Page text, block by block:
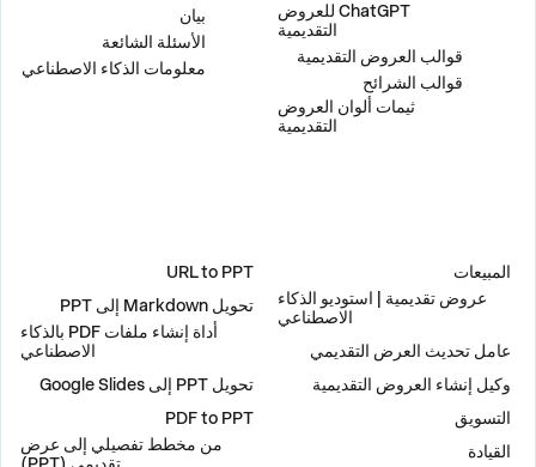
ChatGPT للعروض
التقديمية
قوالب العروض التقديمية
قوالب الشرائح
ثيمات ألوان العروض
التقديمية
بيان
الأسئلة الشائعة
معلومات الذكاء الاصطناعي
المبيعات
عروض تقديمية | استوديو الذكاء
الاصطناعي
عامل تحديث العرض التقديمي
وكيل إنشاء العروض التقديمية
التسويق
القيادة
URL to PPT
تحويل Markdown إلى PPT
أداة إنشاء ملفات PDF بالذكاء
الاصطناعي
تحويل PPT إلى Google Slides
PDF to PPT
من مخطط تفصيلي إلى عرض